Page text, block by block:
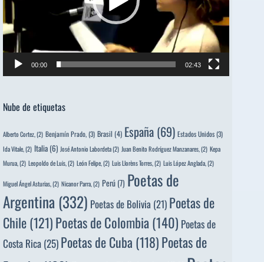
00:00 02:43
Nube de etiquetas
Alberto Cortez, (2) Benjamín Prado,(3) Brasil (4) España (69) Estados Unidos(3)
Ida Vitale, (2) Italia (6) José Antonio Labordeta(2) Juan Benito Rodríguez Manzanares, (2) Kepa
Murua, (2) Leopoldo de Luis, (2) León Felipe, (2) Luis Llorèns Torres, (2) Luis López Anglada, (2)
Miguel Ángel Asturias, (2) Nicanor Parra, (2) Perú (7) Poetas de
Argentina (332) Poetas de Bolivia (21) Poetas de
Chile(121)Poetas de Colombia(140) Poetas de
Costa Rica(25)Poetas de Cuba (118)Poetas de